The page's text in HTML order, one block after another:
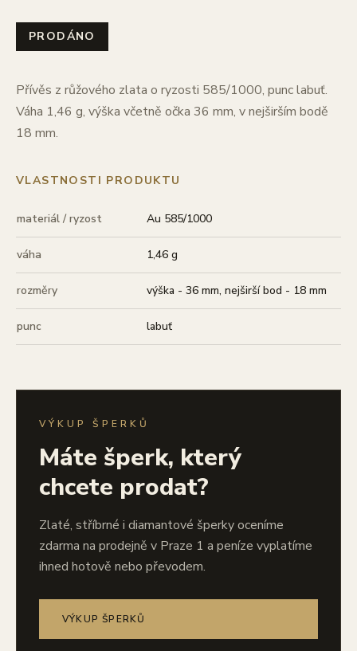
PRODÁNO
Přívěs z růžového zlata o ryzosti 585/1000, punc labuť.
Váha 1,46 g, výška včetně očka 36 mm, v nejširším bodě
18 mm.
VLASTNOSTI PRODUKTU
materiál / ryzost Au 585/1000
váha 1,46 g
rozměry výška - 36 mm, nejširší bod - 18 mm
punc labuť
VÝKUP ŠPERKŮ
Máte šperk, který
chcete prodat?
Zlaté, stříbrné i diamantové šperky oceníme
zdarma na prodejně v Praze 1 a peníze vyplatíme
ihned hotově nebo převodem.
VÝKUP ŠPERKŮ